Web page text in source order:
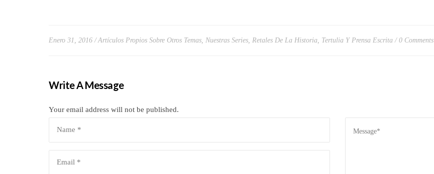
Enero 31, 2016 Artículos Propios Sobre Otros Temas Nuestras Series Retales De La Historia Tertulia Y Prensa Escrita 0 Comments
Write A Message
Your email address will not be published.